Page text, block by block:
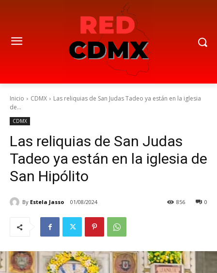
Inicio CDMX
Las reliquias de San Judas Tadeo ya están en la iglesia
de...
CDMX
Las reliquias de San Judas
Tadeo ya están en la iglesia de
San Hipólito
By Estela Jasso 01/08/2024 0
856